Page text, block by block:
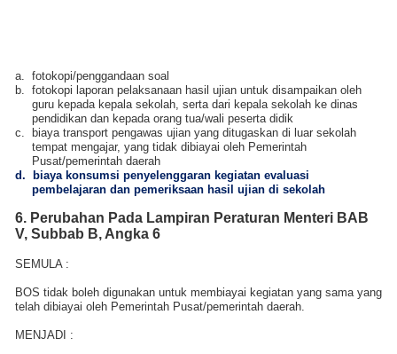
a. fotokopi/penggandaan soal
b. fotokopi laporan pelaksanaan hasil ujian untuk disampaikan oleh
guru kepada kepala sekolah, serta dari kepala sekolah ke dinas
pendidikan dan kepada orang tua/wali peserta didik
c. biaya transport pengawas ujian yang ditugaskan di luar sekolah
tempat mengajar, yang tidak dibiayai oleh Pemerintah
Pusat/pemerintah daerah
d. biaya konsumsi penyelenggaran kegiatan evaluasi
pembelajaran dan pemeriksaan hasil ujian di sekolah
6. Perubahan Pada Lampiran Peraturan Menteri BAB
V, Subbab B, Angka 6
SEMULA :
BOS tidak boleh digunakan untuk membiayai kegiatan yang sama yang
telah dibiayai oleh Pemerintah Pusat/pemerintah daerah.
MENJADI :